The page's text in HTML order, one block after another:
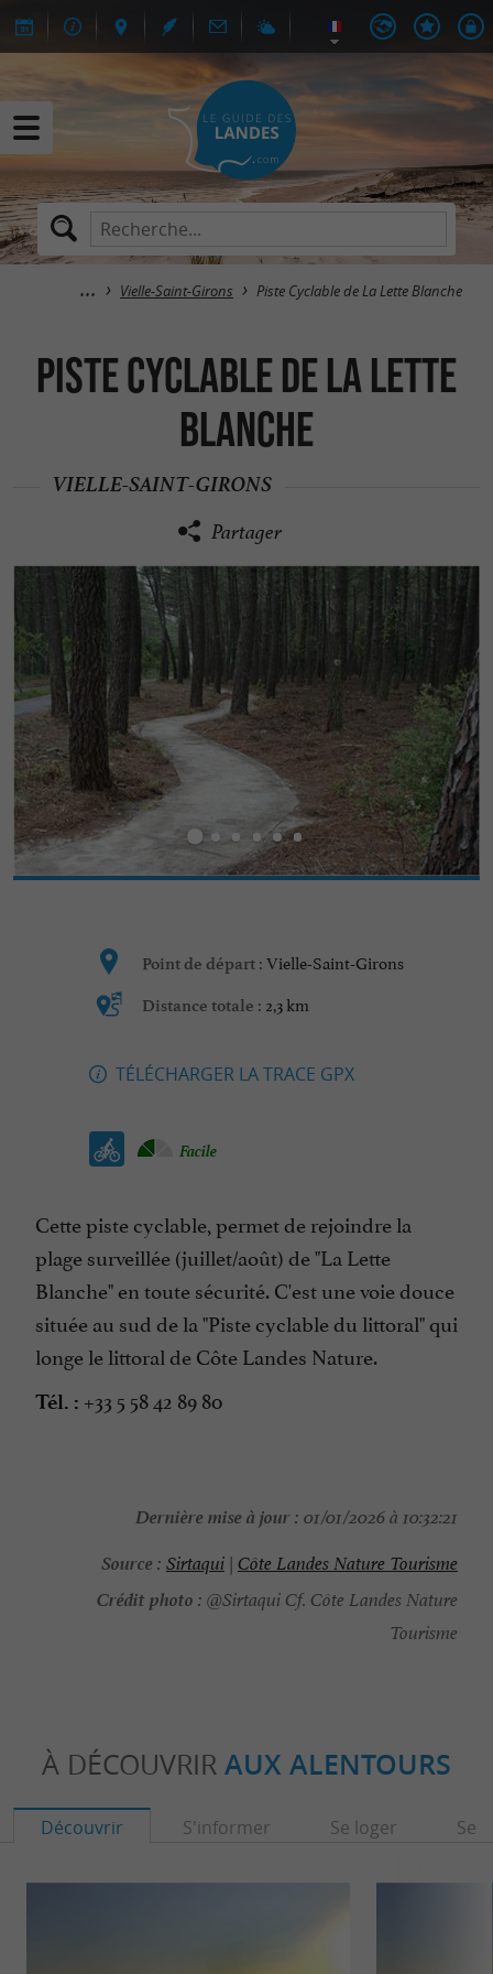
Vielle-Saint-Girons Piste Cyclable de La Lette Blanche
Piste Cyclable de La Lette
Blanche
VIELLE-SAINT-GIRONS
Partager
Point de départ : Vielle-Saint-Girons
Distance totale : 2,3 km
TÉLÉCHARGER LA TRACE GPX
Facile
Cette piste cyclable, permet de rejoindre la
plage surveillée (juillet/août) de "La Lette
Blanche" en toute sécurité. C'est une voie douce
située au sud de la "Piste cyclable du littoral" qui
longe le littoral de Côte Landes Nature.
Tél. : +33 5 58 42 89 80
Dernière mise à jour : 01/01/2026 à 10:32:21
Source : Sirtaqui | Côte Landes Nature Tourisme
Crédit photo : @Sirtaqui Cf. Côte Landes Nature
Tourisme
À DÉCOUVRIR AUX ALENTOURS
Découvrir S'informer Se loger Se